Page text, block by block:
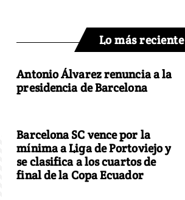
Lo más reciente
Antonio Álvarez renuncia a la
presidencia de Barcelona
Barcelona SC vence por la
mínima a Liga de Portoviejo y
se clasifica a los cuartos de
final de la Copa Ecuador